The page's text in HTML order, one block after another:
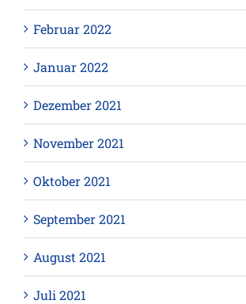
Februar 2022
Januar 2022
Dezember 2021
November 2021
Oktober 2021
September 2021
August 2021
Juli 2021